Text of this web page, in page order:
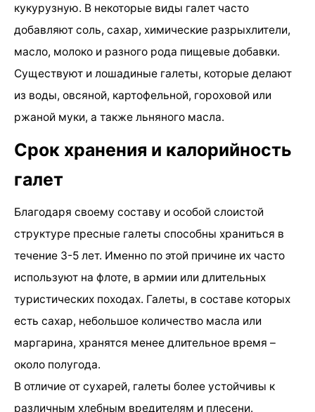
кукурузную. В некоторые виды галет часто
добавляют соль, сахар, химические разрыхлители,
масло, молоко и разного рода пищевые добавки.
Существуют и лошадиные галеты, которые делают
из воды, овсяной, картофельной, гороховой или
ржаной муки, а также льняного масла.
Срок хранения и калорийность
галет
Благодаря своему составу и особой слоистой
структуре пресные галеты способны храниться в
течение 3-5 лет. Именно по этой причине их часто
используют на флоте, в армии или длительных
туристических походах. Галеты, в составе которых
есть сахар, небольшое количество масла или
маргарина, хранятся менее длительное время –
около полугода.
В отличие от сухарей, галеты более устойчивы к
различным хлебным вредителям и плесени.